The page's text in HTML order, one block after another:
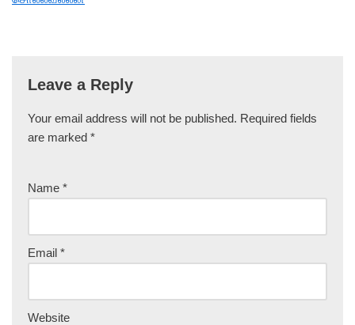
Leave a Reply
Your email address will not be published. Required fields
are marked *
Name *
Email *
Website